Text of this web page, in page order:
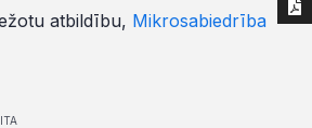
atbildību, Mikrosabiedrība